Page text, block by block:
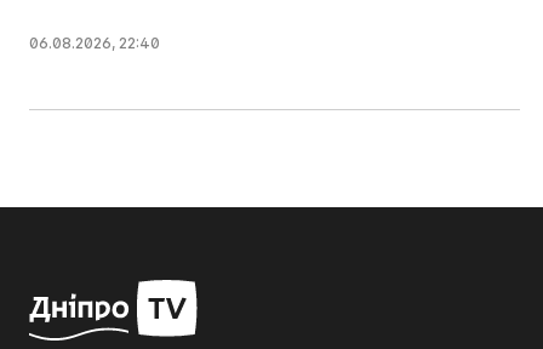
06.08.2026, 22:40